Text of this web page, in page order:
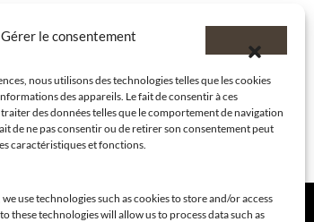
Gérer le consentement
nous utilisons des technologies telles que les cookies
des appareils. Le fait de consentir à ces
des données telles que le comportement de navigation
de ne pas consentir ou de retirer son consentement peut
caractéristiques et fonctions.
use technologies such as cookies to store and/or access
these technologies will allow us to process data such as